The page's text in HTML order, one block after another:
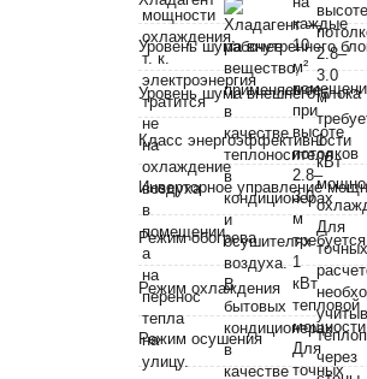
Уровень шума внутреннего
Уровень шума внешнего блока
Класс энергоэффективности
Инверторное управление
Режим обогрева
Режим охлаждения
Режим осушения